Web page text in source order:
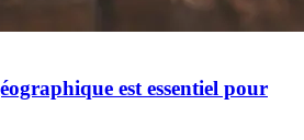
est essentiel pour